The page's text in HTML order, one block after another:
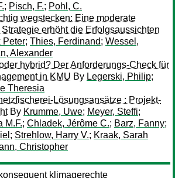
; Pisch, F.; Pohl, C.
wegstecken: Eine moderate
erhöht die Erfolgsaussichten
Peter; Thies, Ferdinand; Wessel,
Alexander
hybrid? Der Anforderungs-Check für
in KMU By Legerski, Philip;
Theresia
Lösungsansätze : Projekt-
By Krumme, Uwe; Meyer, Steffi;
M.F.; Chladek, Jérôme C.; Barz, Fanny;
; Strehlow, Harry V.; Kraak, Sarah
Christopher
klimagerechte